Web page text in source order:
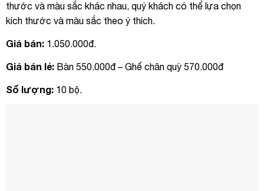
thước và màu sắc khác nhau, quý khách có thể lựa chọn
kích thước và màu sắc theo ý thích.
Giá bán: 1.050.000đ.
Giá bán lẻ: Bàn 550.000đ – Ghế chân quỳ 570.000đ
Số lượng: 10 bộ.